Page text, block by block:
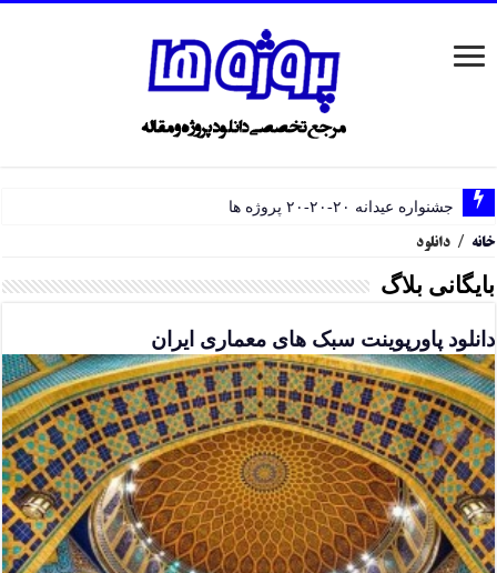
جشنواره عیدانه ۲۰-۲۰-۲۰ پروژه ها
خانه / دانلود
بایگانی بلاگ
دانلود پاورپوینت سبک های معماری ایران